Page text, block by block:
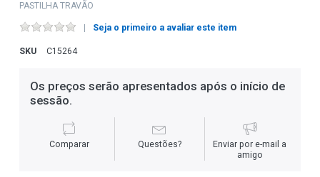
PASTILHA TRAVÃO
Seja o primeiro a avaliar este item
SKU C15264
Os preços serão apresentados após o início de
sessão.
Comparar Questões?
Enviar por e-mail a
amigo